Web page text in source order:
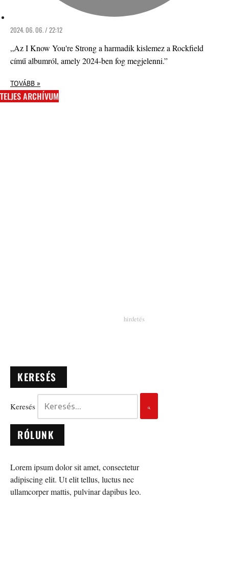
2024. 06. 06. / 22:12
„Az I Know You're Strong a harmadik kislemez a Rockfield
című albumról, amely 2024-ben fog megjelenni.”
TOVÁBB »
TELJES ARCHÍVUM
KERESÉS
Keresés
RÓLUNK
Lorem ipsum dolor sit amet, consectetur
adipiscing elit. Ut elit tellus, luctus nec
ullamcorper mattis, pulvinar dapibus leo.